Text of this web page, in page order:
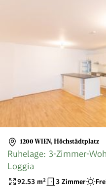
1200 WIEN, Höchstädtplatz
Ruhelage: 3-Zimmer-
Loggia
92.53 m² 3 Zimmer